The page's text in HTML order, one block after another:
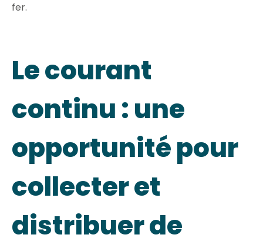
fer.
Le courant
continu : une
opportunité pour
collecter et
distribuer de